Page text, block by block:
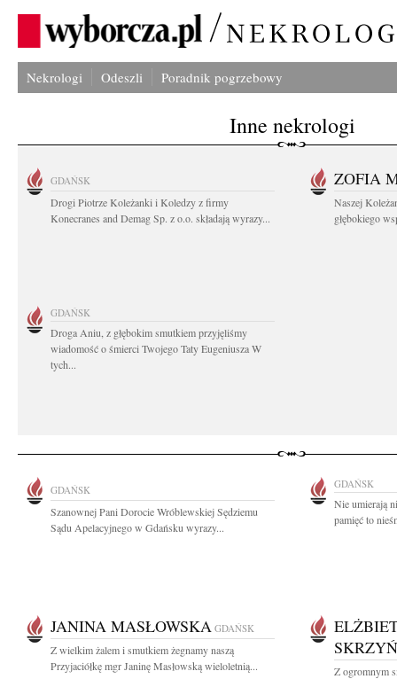
Nekrologi Odeszli Poradnik pogrzebowy
Inne nekrologi
GDAŃSK
Drogi Piotrze Koleżanki i Koledzy z firmy
Konecranes and Demag Sp. z o.o. składają wyrazy...
ZOFIA
Naszej
głębokiego
GDAŃSK
Droga Aniu, z głębokim smutkiem przyjęliśmy
wiadomość o śmierci Twojego Taty Eugeniusza W
tych...
GDAŃSK
Szanownej Pani Dorocie Wróblewskiej Sędziemu
Sądu Apelacyjnego w Gdańsku wyrazy...
GDAŃSK
Nie umierają
pamięć to
JANINA MASŁOWSKA GDAŃSK
Z wielkim żalem i smutkiem żegnamy naszą
Przyjaciółkę mgr Janinę Masłowską wieloletnią...
Z ogromnym